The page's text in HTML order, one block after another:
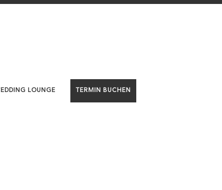
LOUNGE TERMIN BUCHEN